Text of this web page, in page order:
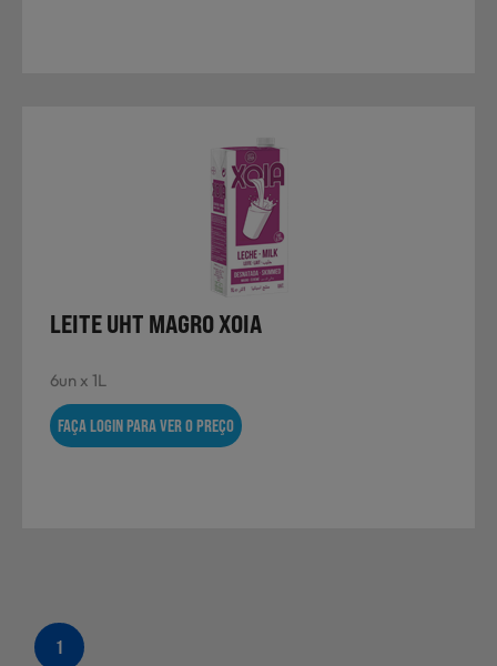
LEITE UHT MAGRO XOIA
6un x 1L
FAÇA LOGIN PARA VER O PREÇO
1